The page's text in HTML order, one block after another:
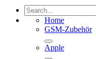
Home
GSM-Zubehör
Apple